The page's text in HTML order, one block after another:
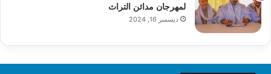
لمهرجان مدائن التراث
ديسمبر 16, 2024